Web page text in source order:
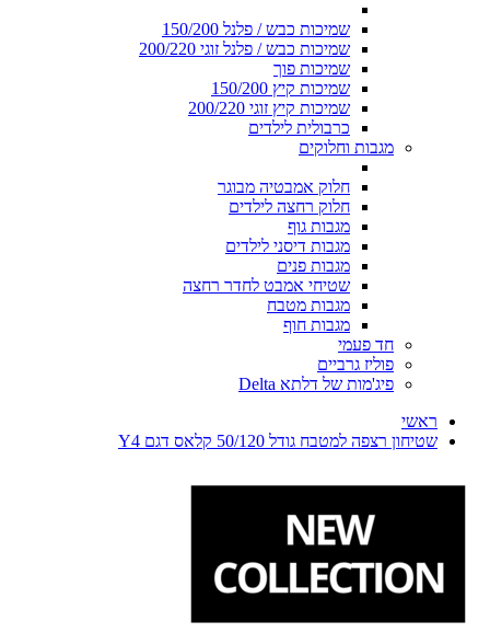
שמיכות כבש / פלנל 150/200
שמיכות כבש / פלנל זוגי 200/220
שמיכות פוך
שמיכות קיץ 150/200
שמיכות קיץ זוגי 200/220
כרבולית לילדים
מגבות וחלוקים
חלוק אמבטיה מבוגר
חלוק רחצה לילדים
מגבות גוף
מגבות דיסני לילדים
מגבות פנים
שטיחי אמבט לחדר רחצה
מגבות מטבח
מגבות חוף
חד פעמי
פוליז גרביים
פיג'מות של דלתא Delta
ראשי
שטיחון רצפה למטבח גודל 50/120 קלאס דגם Y4